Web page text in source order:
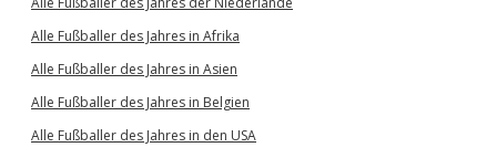
Alle Fußballer des Jahres in Afrika
Alle Fußballer des Jahres in Asien
Alle Fußballer des Jahres in Belgien
Alle Fußballer des Jahres in den USA